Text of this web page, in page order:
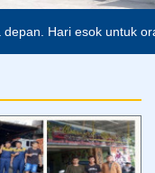
esok untuk orang-